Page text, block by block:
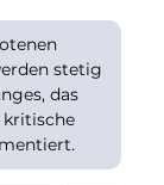
stetig
das